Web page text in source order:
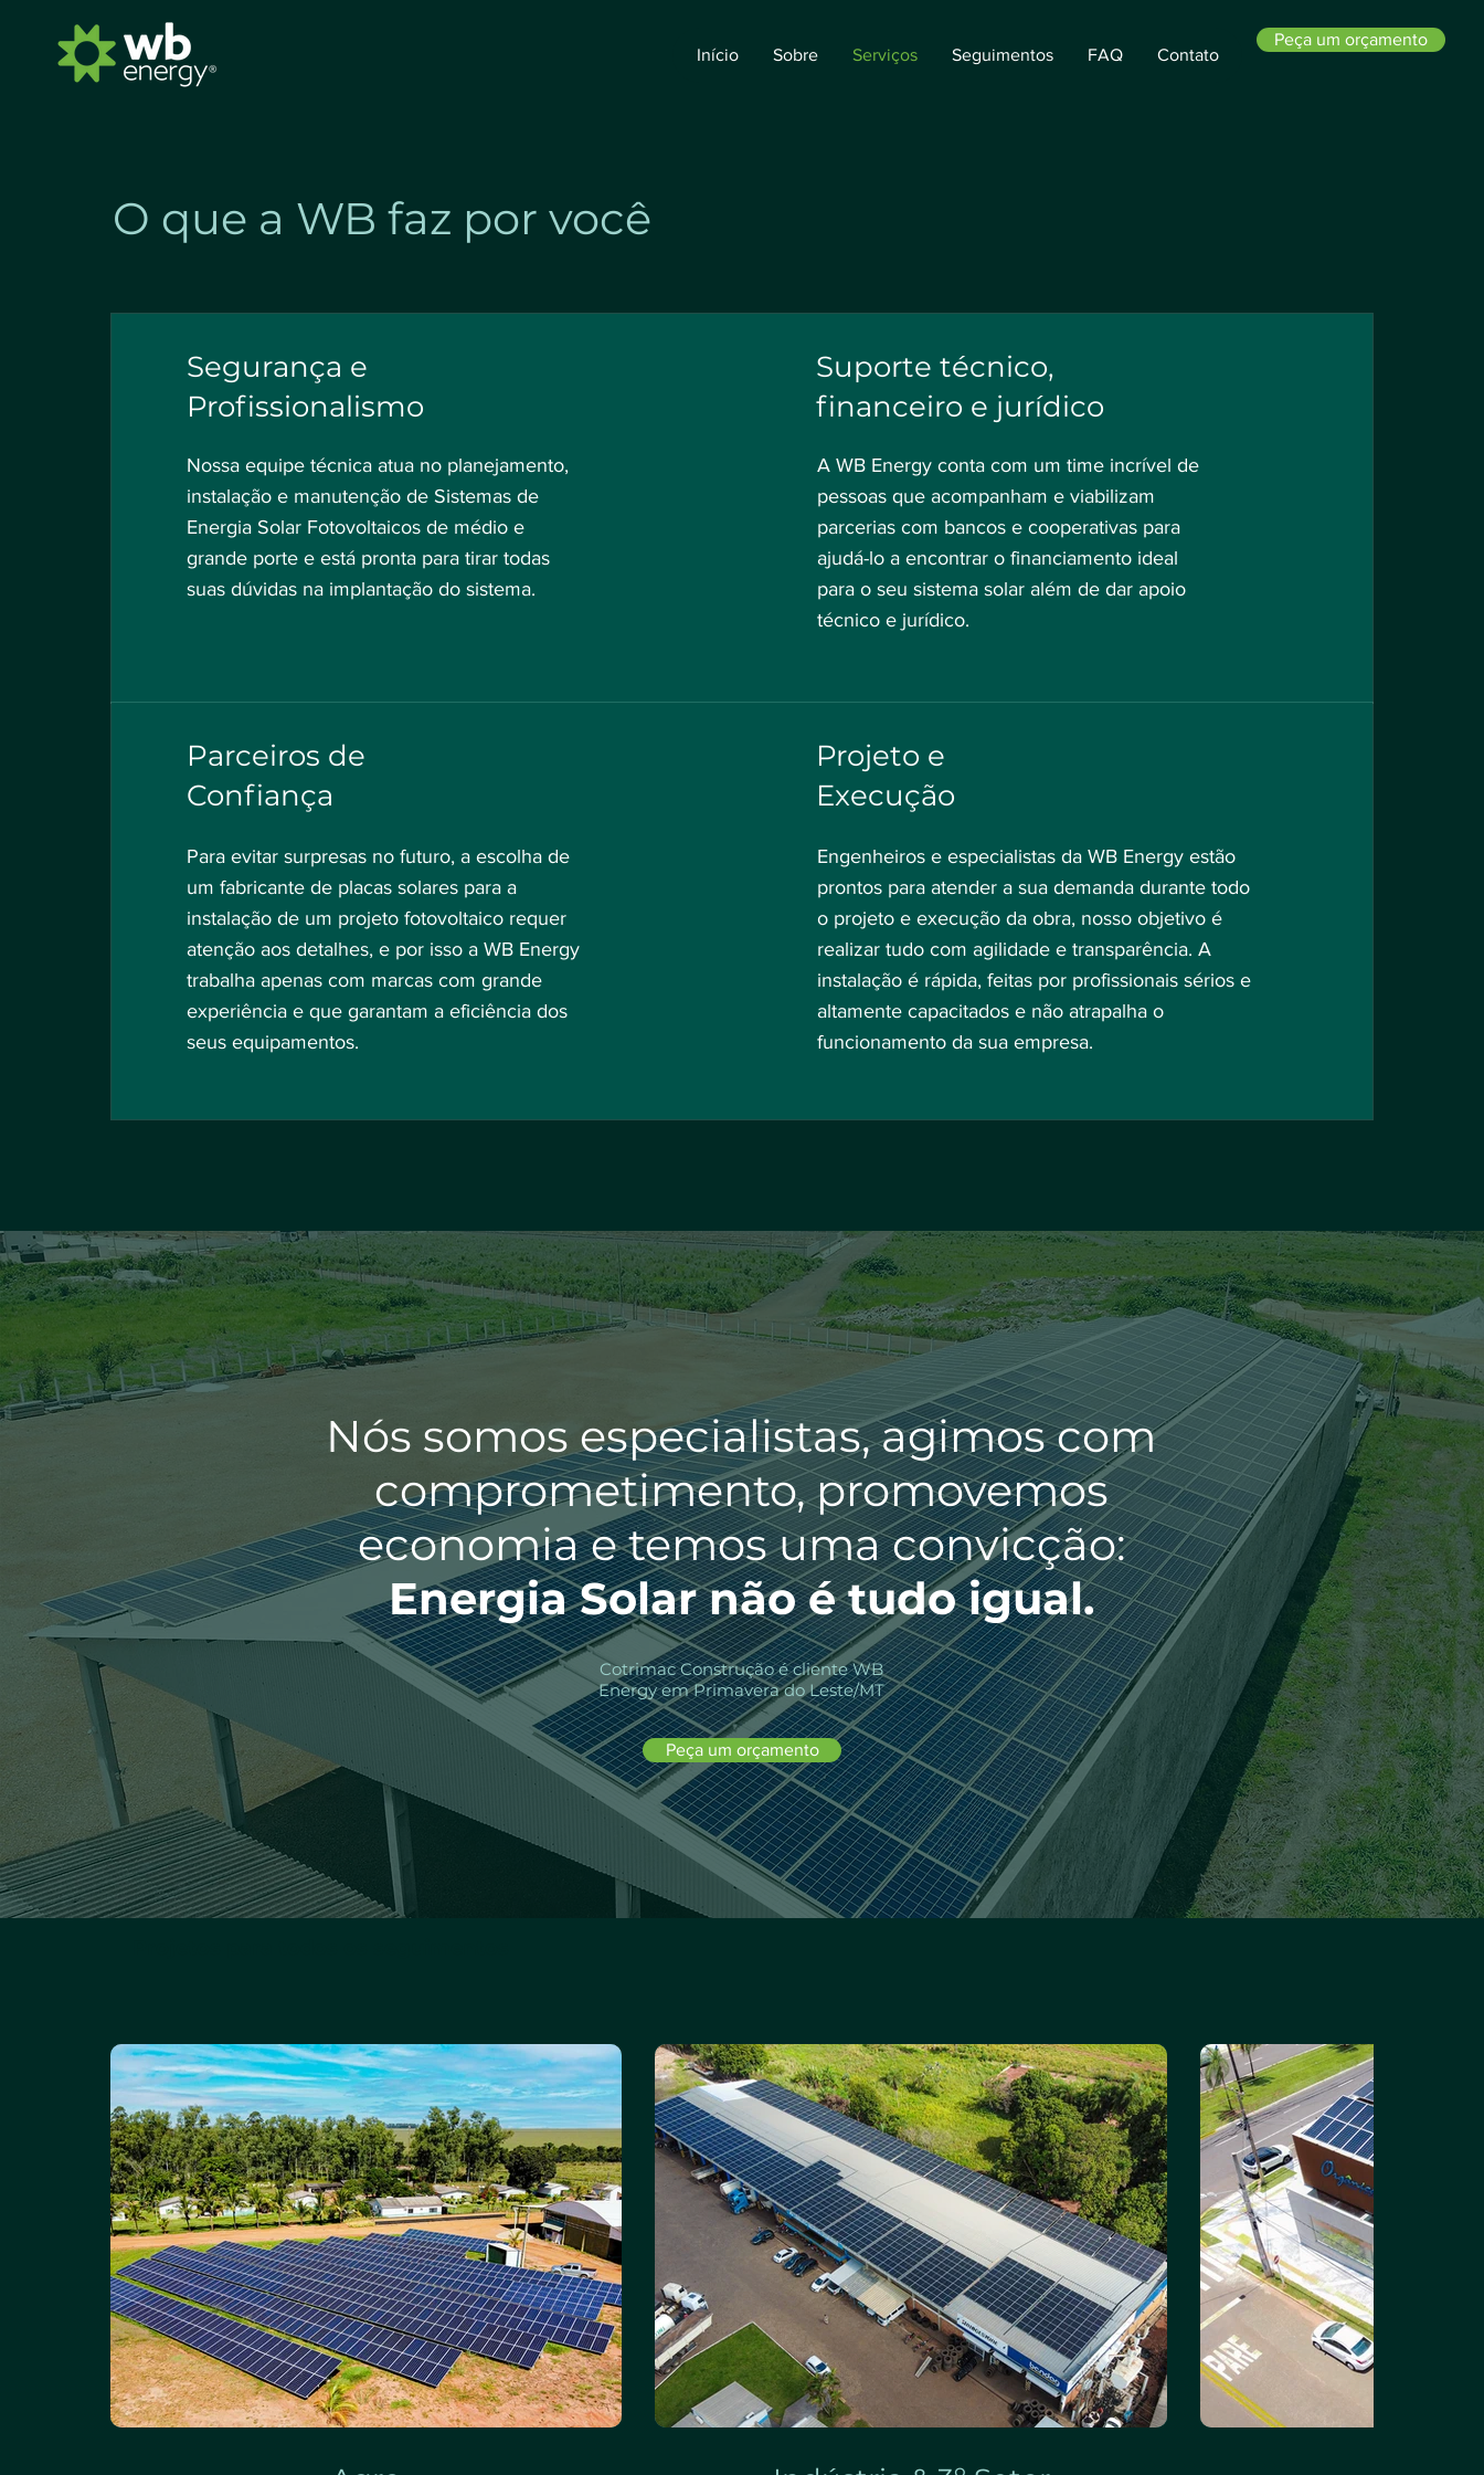
Início Sobre Serviços Seguimentos FAQ Contato
Peça um orçamento
O que a WB faz por você
Segurança e
Profissionalismo
Nossa equipe técnica atua no planejamento,
instalação e manutenção de Sistemas de
Energia Solar Fotovoltaicos de médio e
grande porte e está pronta para tirar todas
suas dúvidas na implantação do sistema.
Suporte técnico,
financeiro e jurídico
A WB Energy conta com um time incrível de
pessoas que acompanham e viabilizam
parcerias com bancos e cooperativas para
ajudá-lo a encontrar o financiamento ideal
para o seu sistema solar além de dar apoio
técnico e jurídico.
Parceiros de
Confiança
Para evitar surpresas no futuro, a escolha de
um fabricante de placas solares para a
instalação de um projeto fotovoltaico requer
atenção aos detalhes, e por isso a WB Energy
trabalha apenas com marcas com grande
experiência e que garantam a eficiência dos
seus equipamentos.
Projeto e
Execução
Engenheiros e especialistas da WB Energy estão
prontos para atender a sua demanda durante todo
o projeto e execução da obra, nosso objetivo é
realizar tudo com agilidade e transparência. A
instalação é rápida, feitas por profissionais sérios e
altamente capacitados e não atrapalha o
funcionamento da sua empresa.
Nós somos especialistas, agimos com
comprometimento, promovemos
economia e temos uma convicção:
Energia Solar não é tudo igual.
Cotrimac Construção é cliente WB
Energy em Primavera do Leste/MT
Peça um orçamento